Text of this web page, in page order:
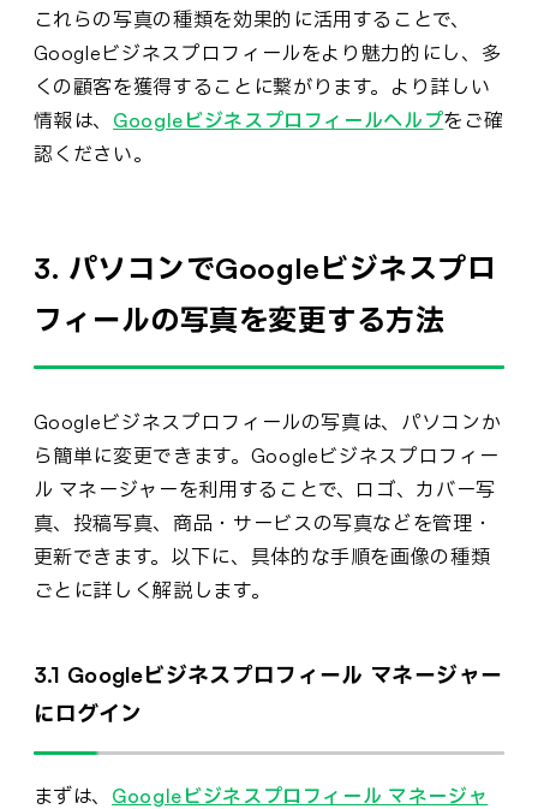
これらの写真の種類を効果的に活用することで、
Googleビジネスプロフィールをより魅力的にし、多
くの顧客を獲得することに繋がります。より詳しい
情報は、 Googleビジネスプロフィールヘルプをご確
認ください。
3. パソコンでGoogleビジネスプロ
フィールの写真を変更する方法
Googleビジネスプロフィールの写真は、パソコンか
ら簡単に変更できます。Googleビジネスプロフィー
ル マネージャーを利用することで、ロゴ、カバー写
真、投稿写真、商品・サービスの写真などを管理・
更新できます。以下に、具体的な手順を画像の種類
ごとに詳しく解説します。
3.1 Googleビジネスプロフィール マネージャー
にログイン
まずは、 Googleビジネスプロフィール マネージャ